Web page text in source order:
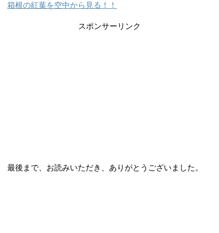
箱根の紅葉を空中から見る！！
スポンサーリンク
最後まで、お読みいただき、ありがとうございました。